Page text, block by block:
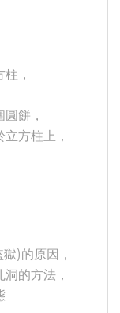
，
餅，
方柱上，
)的原因，
的方法，